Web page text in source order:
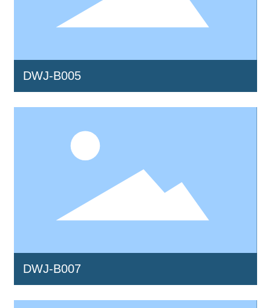
DWJ-B005
DWJ-B007